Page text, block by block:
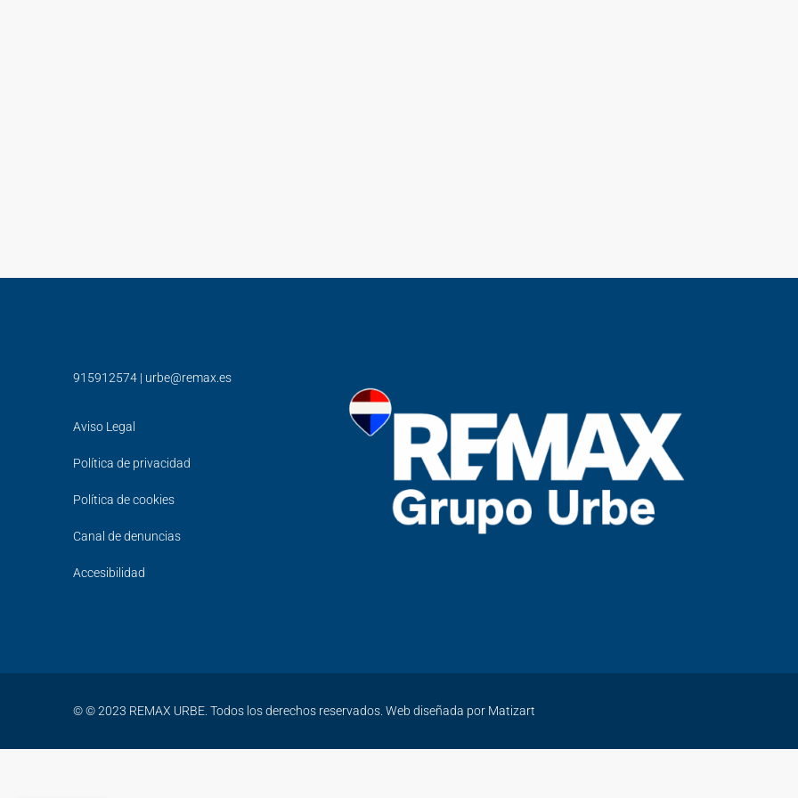
915912574 | urbe@remax.es
Aviso Legal
Política de privacidad
Política de cookies
Canal de denuncias
Accesibilidad
© © 2023 REMAX URBE. Todos los derechos reservados. Web diseñada por Matizart